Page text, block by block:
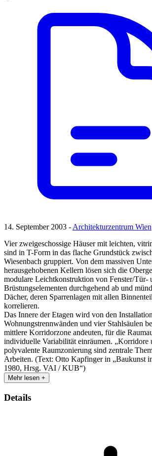
14. September 2003 -Architekturzentrum Wien
Vier zweigeschossige Häuser mit leichten,
sind in T-Form in das flache Grundstück
Wiesenbach gruppiert. Von dem massiven
herausgehobenen Kellern lösen sich die
modulare Leichtkonstruktion von Fenster/Tür-
Brüstungselementen durchgehend ab und
Dächer, deren Sparrenlagen mit allen
korrelieren.
Das Innere der Etagen wird von den
Wohnungstrennwänden und vier Stahlsäulen
mittlere Korridorzone andeuten, für die
individuelle Variabilität einräumen. „Korridore
polyvalente Raumzonierung sind zentrale
Arbeiten. (Text: Otto Kapfinger in „Baukunst
1980, Hrsg. VAI / KUB“)
Mehr lesen +
Details